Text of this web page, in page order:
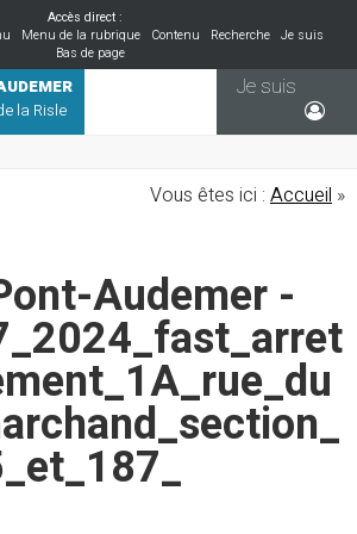
Accès direct :
Menu de la rubrique Contenu Recherche
Je suis
Bas de page
la Risle
Je suis
Vous êtes ici : Accueil »
Audemer -